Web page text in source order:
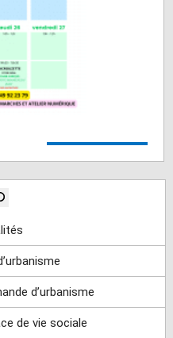
d’urbanisme
de vie sociale